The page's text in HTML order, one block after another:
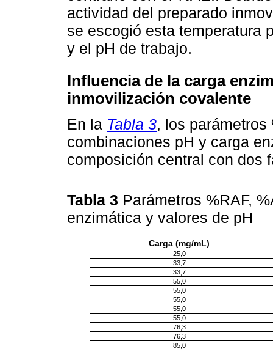
actividad del preparado
se escogió esta temperatura
y el pH de trabajo.
Influencia de la carga
inmovilización covalente
En la Tabla 3, los parámetros
combinaciones pH y carga
composición central con dos
Tabla 3 Parámetros %RAF,
enzimática y valores de pH
Carga (mg/mL)
25,0
33,7
33,7
55,0
55,0
55,0
55,0
55,0
76,3
76,3
85,0